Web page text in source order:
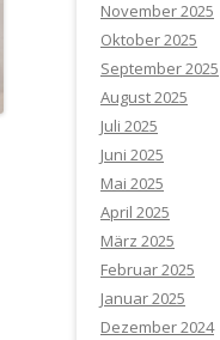
November 2025
Oktober 2025
September 2025
August 2025
Juli 2025
Juni 2025
Mai 2025
April 2025
März 2025
Februar 2025
Januar 2025
Dezember 2024